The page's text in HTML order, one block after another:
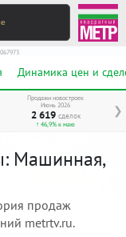
Динамика цен и
❯
Продажи новостроек
Июнь 2026
2 619 сделок
↑ 46,9% к маю
Машинная,
продаж
metrtv.ru.